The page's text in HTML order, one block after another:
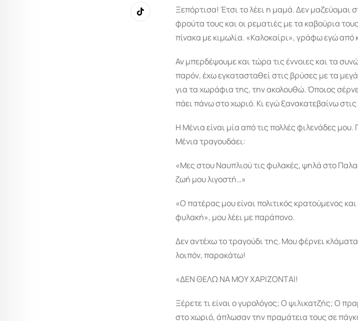
via
Email
Tiktok
Ξεπόρτισα! Έτσι το λέει η μαμά. Δεν μαζεύομαι
φρούτα τους και οι ρεματιές με τα καβούρια
πίνακα με κιμωλία. «Καλοκαίρι», γράφω εγώ από
Αν μπερδέψουμε και τώρα τις έννοιες και τα
παρόν, έχω εγκατασταθεί στις βρύσες με τα
για τα χωράφια της, την ακολουθώ. Όποιος
πάει πάνω στο χωριό. Κι εγώ ξανακατεβαίνω
Η Μένια είναι μία από τις πολλές φιλενάδες
Μένια τραγουδάει:
«Μες στου Ναυπλιού τις φυλακές, ψηλά στο
ζωή μου λιγοστή…»
«Ο πατέρας μου είναι πολιτικός κρατούμενος
φυλακή», μου λέει με παράπονο.
Δεν αντέχω το τραγούδι της. Μου φέρνει
λοιπόν, παρακάτω!
«ΔΕΝ ΘΕΛΩ ΝΑ ΜΟΥ ΧΑΡΙΖΟΝΤΑΙ!
Ξέρετε τι είναι ο γυρολόγος; Ο ψιλικατζής; Ο
στο χωριό, άπλωσαν την πραμάτεια τους σε